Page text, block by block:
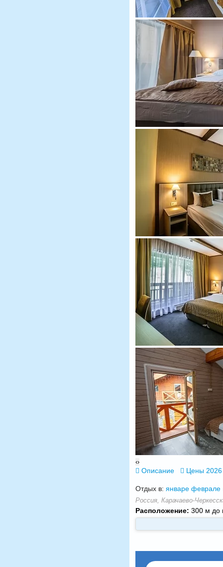
‹›
Описание Цены
Отдых в: январе феврале
Россия, Карачаево-
Расположение: 300 м до